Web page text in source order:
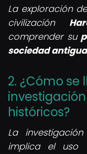
La exploración
civilización
comprender su
sociedad antigua
2. ¿Cómo se
históricos?
La
implica el uso